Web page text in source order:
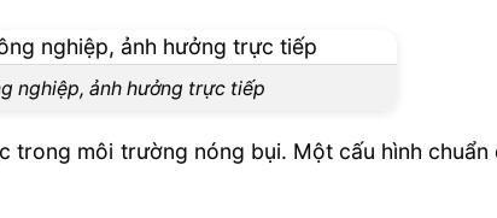
nghiệp, ảnh hưởng trực tiếp
môi trường nóng bụi. Một cấu hình chuẩn